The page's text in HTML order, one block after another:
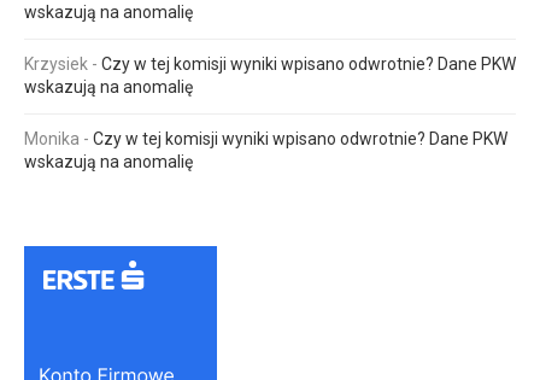
wskazują na anomalię
Krzysiek - Czy w tej komisji wyniki wpisano odwrotnie? Dane PKW
wskazują na anomalię
Monika - Czy w tej komisji wyniki wpisano odwrotnie? Dane PKW
wskazują na anomalię